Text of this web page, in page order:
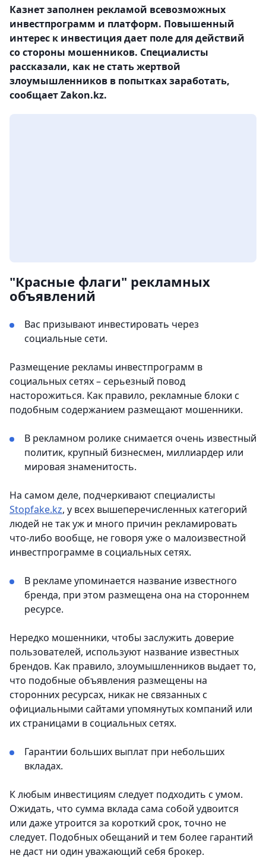
Казнет заполнен рекламой всевозможных
инвестпрограмм и платформ. Повышенный
интерес к инвестиция дает поле для действий
со стороны мошенников. Специалисты
рассказали, как не стать жертвой
злоумышленников в попытках заработать,
сообщает Zakon.kz.
"Красные флаги" рекламных
объявлений
Вас призывают инвестировать через
социальные сети.
Размещение рекламы инвестпрограмм в
социальных сетях – серьезный повод
насторожиться. Как правило, рекламные блоки с
подобным содержанием размещают мошенники.
В рекламном ролике снимается очень известный
политик, крупный бизнесмен, миллиардер или
мировая знаменитость.
На самом деле, подчеркивают специалисты
Stopfake.kz, у всех вышеперечисленных категорий
людей не так уж и много причин рекламировать
что-либо вообще, не говоря уже о малоизвестной
инвестпрограмме в социальных сетях.
В рекламе упоминается название известного
бренда, при этом размещена она на стороннем
ресурсе.
Нередко мошенники, чтобы заслужить доверие
пользователей, используют название известных
брендов. Как правило, злоумышленников выдает то,
что подобные объявления размещены на
сторонних ресурсах, никак не связанных с
официальными сайтами упомянутых компаний или
их страницами в социальных сетях.
Гарантии больших выплат при небольших
вкладах.
К любым инвестициям следует подходить с умом.
Ожидать, что сумма вклада сама собой удвоится
или даже утроится за короткий срок, точно не
следует. Подобных обещаний и тем более гарантий
не даст ни один уважающий себя брокер.